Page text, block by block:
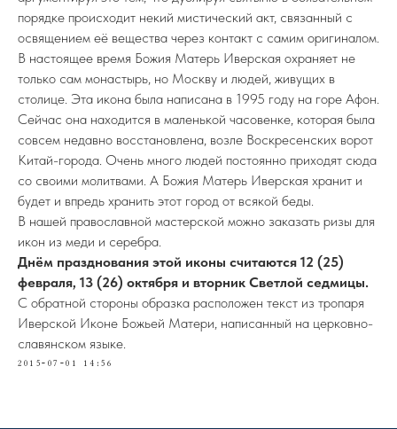
порядке происходит некий мистический акт, связанный с
освящением её вещества через контакт с самим оригиналом.
В настоящее время Божия Матерь Иверская охраняет не
только сам монастырь, но Москву и людей, живущих в
столице. Эта икона была написана в 1995 году на горе Афон.
Сейчас она находится в маленькой часовенке, которая была
совсем недавно восстановлена, возле Воскресенских ворот
Китай-города. Очень много людей постоянно приходят сюда
со своими молитвами. А Божия Матерь Иверская хранит и
будет и впредь хранить этот город от всякой беды.
В нашей православной мастерской можно заказать ризы для
икон из меди и серебра.
Днём празднования этой иконы считаются 12 (25)
февраля, 13 (26) октября и вторник Светлой седмицы.
С обратной стороны образка расположен текст из тропаря
Иверской Иконе Божьей Матери, написанный на церковно-
славянском языке.
2015-07-01 14:56